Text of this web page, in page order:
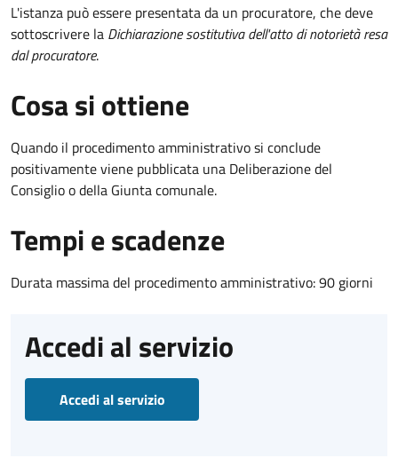
L'istanza può essere presentata da un procuratore, che deve
sottoscrivere la Dichiarazione sostitutiva dell'atto di notorietà resa
dal procuratore.
Cosa si ottiene
Quando il procedimento amministrativo si conclude
positivamente viene pubblicata una Deliberazione del
Consiglio o della Giunta comunale.
Tempi e scadenze
Durata massima del procedimento amministrativo: 90 giorni
Accedi al servizio
Accedi al servizio